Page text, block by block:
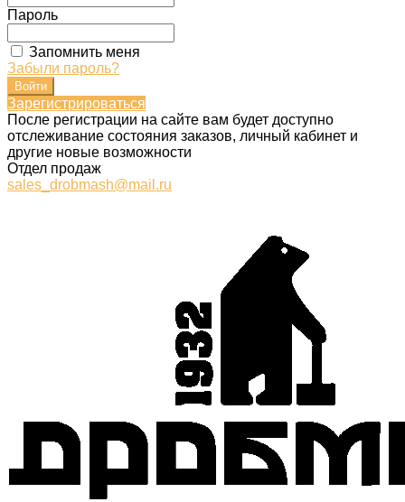
Пароль
Запомнить меня
Забыли пароль?
Зарегистрироваться
После регистрации на сайте вам будет доступно
отслеживание состояния заказов, личный кабинет и
другие новые возможности
Отдел продаж
sales_drobmash@mail.ru